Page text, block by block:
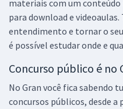
materiais com um
para download e
entendimento e tornar o
é possível estudar onde e
Concurso público é no
No Gran você fica sabendo
concursos públicos, desde